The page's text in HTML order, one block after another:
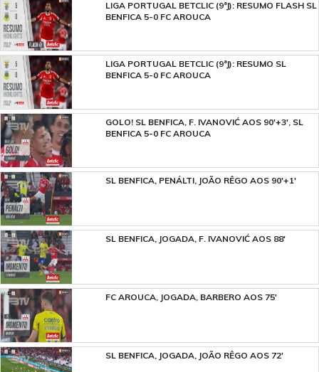
LIGA PORTUGAL BETCLIC (9ªJ): RESUMO FLASH SL
BENFICA 5-0 FC AROUCA
LIGA PORTUGAL BETCLIC (9ªJ): RESUMO SL
BENFICA 5-0 FC AROUCA
GOLO! SL BENFICA, F. IVANOVIĆ AOS 90'+3', SL
BENFICA 5-0 FC AROUCA
SL BENFICA, PENÁLTI, JOÃO RÊGO AOS 90'+1'
SL BENFICA, JOGADA, F. IVANOVIĆ AOS 88'
FC AROUCA, JOGADA, BARBERO AOS 75'
SL BENFICA, JOGADA, JOÃO RÊGO AOS 72'